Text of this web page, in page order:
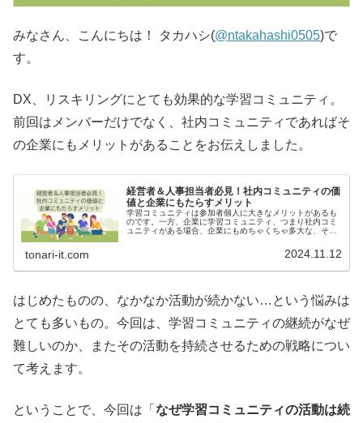
みなさん、こんにちは！ タカハシ(@ntakahashi0505)で
す。
DX、リスキリングにとても効果的な学習コミュニティ。
前回はメンバーだけでなく、社内コミュニティであればそ
の企業にもメリットがあることをお伝えしました。
経営者＆人事担当者必見！社内コミュニティの価
値と企業にもたらすメリット
学習コミュニティは参加者個人に大きなメリットがあるも
のです。一方、企業に学習コミュニティ、つまり社内コミ
ュニティがある場合、企業にもめちゃくちゃ多大な、そし
担当者必見！社内コミュニティの価値と企業にもたらすメ
tonari-it.com 2024.11.12
はじめたものの、なかなか活動が続かない…という悩みは
とても多いもの。今回は、学習コミュニティの継続がなぜ
難しいのか、またその活動を持続させるための戦略につい
て考えます。
ということで、今回は「 なぜ学習コミュニティの活動は続